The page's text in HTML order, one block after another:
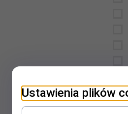
Ustawienia plików